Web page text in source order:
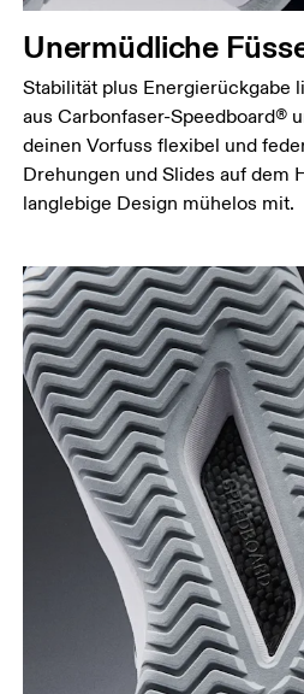
Unermüdliche
Stabilität plus Energierückgabe
aus Carbonfaser-Speedboard®
deinen Vorfuss flexibel und
Drehungen und Slides auf dem
langlebige Design mühelos mit.